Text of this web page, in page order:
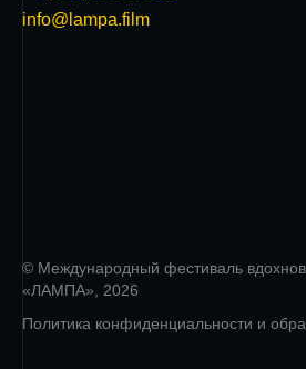
info@lampa.film
© Международный фестиваль
«ЛАМПА», 2026
Политика конфиденциальности и